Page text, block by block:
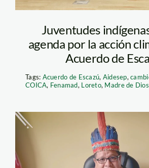
Juventudes
agenda por la acción
Acuerdo de
Tags: Acuerdo de Escazú, Aidesep,
COICA, Fenamad, Loreto, Madre de Dios
jorge perez